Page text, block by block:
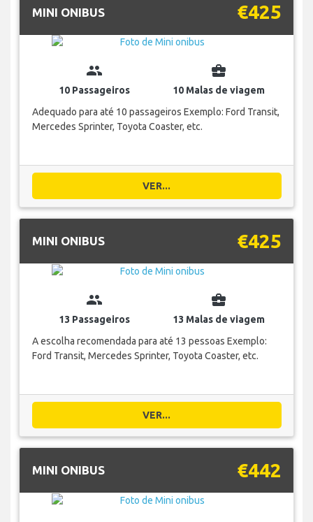
MINI ONIBUS €425
group
10 Passageiros
business_center
10 Malas de viagem
Adequado para até 10 passageiros Exemplo: Ford Transit,
Mercedes Sprinter, Toyota Coaster, etc.
VER...
MINI ONIBUS €425
group
13 Passageiros
business_center
13 Malas de viagem
A escolha recomendada para até 13 pessoas Exemplo:
Ford Transit, Mercedes Sprinter, Toyota Coaster, etc.
VER...
MINI ONIBUS €442